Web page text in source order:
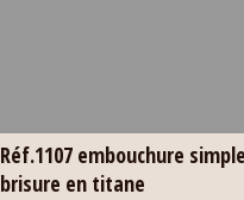
Réf.1107 embouchure simple
brisure en titane